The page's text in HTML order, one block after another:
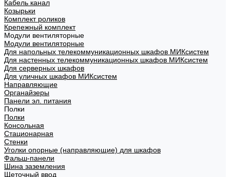
Кабель канал
Козырьки
Комплект роликов
Крепежный комплект
Модули вентиляторные
Модули вентиляторные
Для напольных телекоммуникационных шкафов МИКсистем
Для настенных телекоммуникационных шкафов МИКсистем
Для серверных шкафов
Для уличных шкафов МИКсистем
Направляющие
Органайзеры
Панели эл. питания
Полки
Полки
Консольная
Стационарная
Стенки
Уголки опорные (направляющие) для шкафов
Фальш-панели
Шина заземления
Щеточный ввод